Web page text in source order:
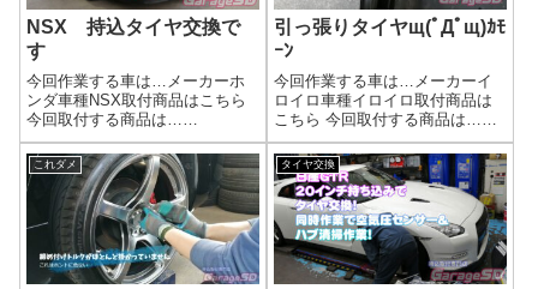
NSX 持込タイヤ交換で
す
今回作業する車は…メーカーホ
ンダ車種NSX取付商品はこちら
今回取付する商品は…
NT555G2 265/35R18作業写真
NSXの価格もかなり高騰してい
ます。タイヤの劣化で事故らな
いように交換してくださいね( ﾟ
Дﾟ)タイヤ交換の工賃は？下...
引っ張りタイヤщ(ﾟДﾟщ)ｶﾓ
ｰﾝ
今回作業する車は…メーカーイ
ロイロ車種イロイロ取付商品は
こちら 今回取付する商品は…
265/35ZR18 ナンカンタイヤで
す作業写真空気が漏れない状態
まで持っていくのが大変です。
ここまで来れば、空気圧をあげ
ていってビードがしっかり上げ
ます。...
これダメ タイヤ交換